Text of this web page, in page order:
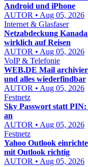
Android und iPhone
AUTOR • Aug 05, 2026
Internet & Glasfaser
Netzabdeckung
wirklich auf Reisen
AUTOR • Aug 05, 2026
VoIP & Telefonie
WEB.DE Mail
und alles wiederfindbar
AUTOR • Aug 05, 2026
Festnetz
Sky Passwort statt
an
AUTOR • Aug 05, 2026
Festnetz
Yahoo Outlook
mit Outlook richtig
AUTOR • Aug 05, 2026